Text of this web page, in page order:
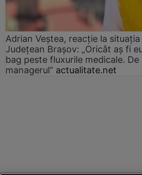
Adrian Veștea, reacție la
Județean Brașov: „Oricât aș fi
bag peste fluxurile medicale.
managerul” actualitate.net